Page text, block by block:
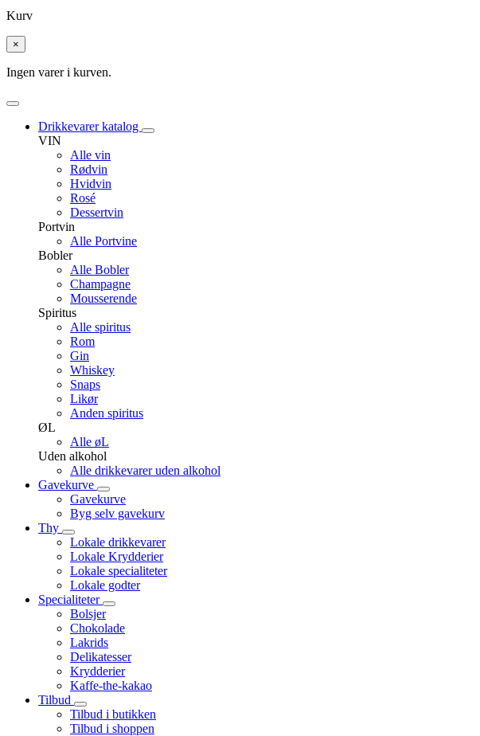
Kurv
×
Ingen varer i kurven.
Drikkevarer katalog
VIN
Alle vin
Rødvin
Hvidvin
Rosé
Dessertvin
Portvin
Alle Portvine
Bobler
Alle Bobler
Champagne
Mousserende
Spiritus
Alle spiritus
Rom
Gin
Whiskey
Snaps
Likør
Anden spiritus
ØL
Alle øL
Uden alkohol
Alle drikkevarer uden alkohol
Gavekurve
Gavekurve
Byg selv gavekurv
Thy
Lokale drikkevarer
Lokale Krydderier
Lokale specialiteter
Lokale godter
Specialiteter
Bolsjer
Chokolade
Lakrids
Delikatesser
Krydderier
Kaffe-the-kakao
Tilbud
Tilbud i butikken
Tilbud i shoppen